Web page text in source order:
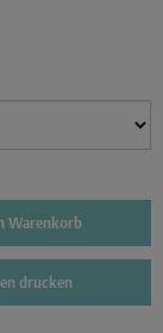
Warenkorb
drucken